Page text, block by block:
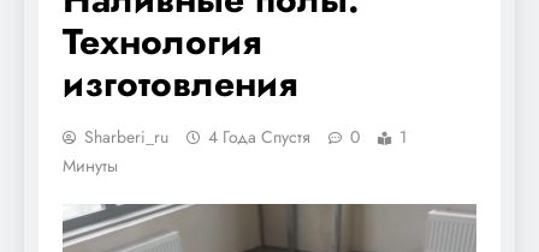
Технология
изготовления
Sharberi_ru 4 Года Спустя 0
1
Минуты